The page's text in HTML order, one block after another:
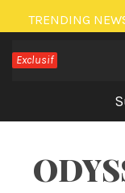
TRENDING
Exclusif